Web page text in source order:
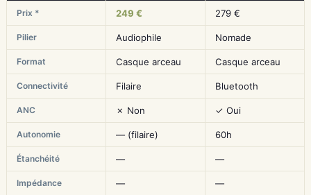
Prix * 249 € 279 €
Pilier Audiophile Nomade
Format Casque arceau Casque arceau
Connectivité Filaire Bluetooth
ANC ✗ Non ✓ Oui
Autonomie — (filaire) 60h
Étanchéité — —
Impédance — —